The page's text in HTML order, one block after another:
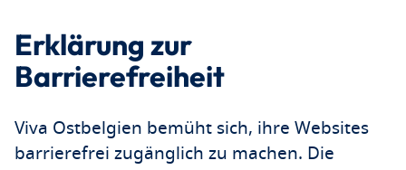
Erklärung zur
Barrierefreiheit
Viva Ostbelgien bemüht sich, ihre Websites
barrierefrei zugänglich zu machen. Die